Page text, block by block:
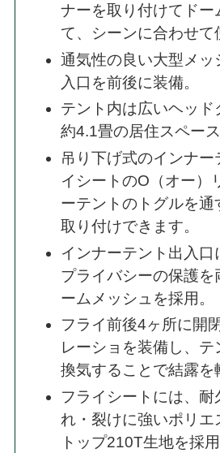
ナーを取り付けてドー
て、シーンに合わせて
通気性の良い大型メッ
入口を前後に装備。
テント内は広いヘッド
約4.1畳の居住スペース
吊り下げ式のインナー
イシートのO（オー）
ーテントのトグルを通
取り付けできます。
インナーテント出入口
プライバシーの保護を
ームメッシュを採用。
フライ前後4ヶ所に開
レーショを装備し、テ
換気することで結露を
フライシートには、耐
れ・裂けに強いポリエ
トップ210T生地を採用